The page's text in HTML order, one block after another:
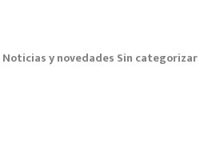
Noticias y novedades Sin categorizar